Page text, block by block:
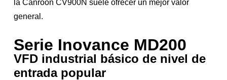
la Canroon CV900N suele ofrecer un mejor valor
general.
Serie Inovance MD200
VFD industrial básico de nivel de
entrada popular